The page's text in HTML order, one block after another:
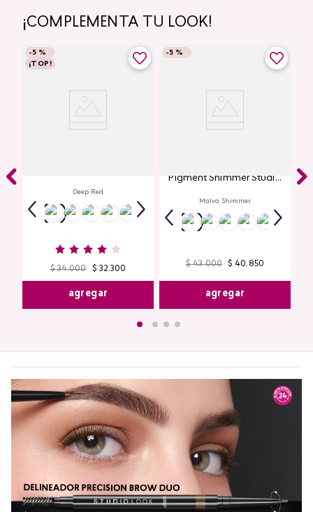
¡COMPLEMENTA TU LOOK!
-5 %
¡TOP!
Deep Red
$ 34.000 $ 32.300
agregar
-5 %
Pigment Shimmer Studio
Malva Shimmer
$ 43.000 $ 40. 850
agregar